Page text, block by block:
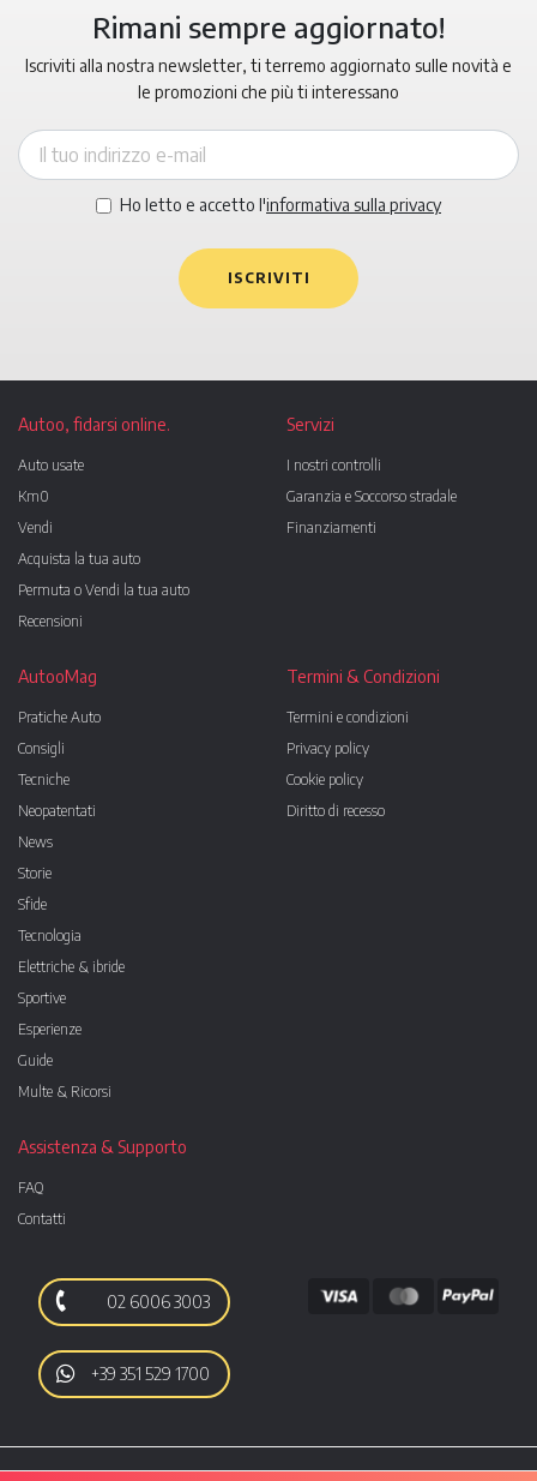
Rimani sempre aggiornato!
Iscriviti alla nostra newsletter, ti terremo aggiornato sulle novità e
le promozioni che più ti interessano
Ho letto e accetto l'informativa sulla privacy
ISCRIVITI
Autoo, fidarsi online.
Auto usate
Km0
Vendi
Acquista la tua auto
Permuta o Vendi la tua auto
Recensioni
Servizi
I nostri controlli
Garanzia e Soccorso stradale
Finanziamenti
AutooMag
Pratiche Auto
Consigli
Tecniche
Neopatentati
News
Storie
Sfide
Tecnologia
Elettriche & ibride
Sportive
Esperienze
Guide
Multe & Ricorsi
Termini & Condizioni
Termini e condizioni
Privacy policy
Cookie policy
Diritto di recesso
Assistenza & Supporto
FAQ
Contatti
02 6006 3003
+39 351 529 1700